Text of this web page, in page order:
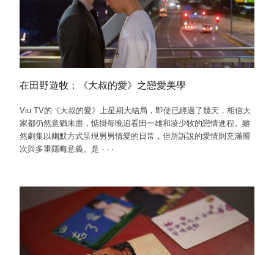
在田野遊牧：《大叔的愛》之戀愛美學
Viu TV的《大叔的愛》上星期大結局，即使已經過了幾天，相信大
家都仍然意猶未盡，惦掛每晚追看田一雄和凌少牧的戀情進程。雖
然劇集以幽默方式呈現男男情愛的日常，但所訴說的愛情則充滿層
次與多重隱晦意義。是 · · ·